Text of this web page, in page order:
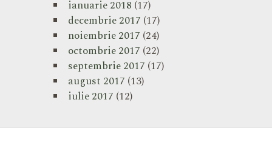
ianuarie 2018 (17)
decembrie 2017 (17)
noiembrie 2017 (24)
octombrie 2017 (22)
septembrie 2017 (17)
august 2017 (13)
iulie 2017 (12)